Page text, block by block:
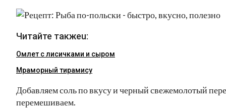
Читайте такжеu:
Омлет с лисичками и сыром
Мраморный тирамису
Добавляем соль по вкусу и черный свежемолотый
перемешиваем.